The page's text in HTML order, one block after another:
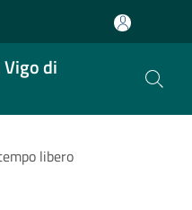
di
libero